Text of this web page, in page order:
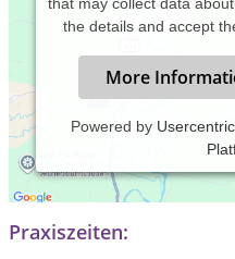
that may collect data
the details and accept
More
Powered by
Naturheilpraxis Drobneski -
nehme mir für Sie Zeit.
Praxiszeiten: